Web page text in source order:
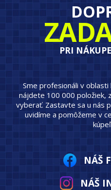
PRI
Sme profesionáli v oblasti
nájdete 100 000 položiek,
vyberať. Zastavte sa u nás
uvidíme a pomôžeme v
NÁŠ
NÁŠ